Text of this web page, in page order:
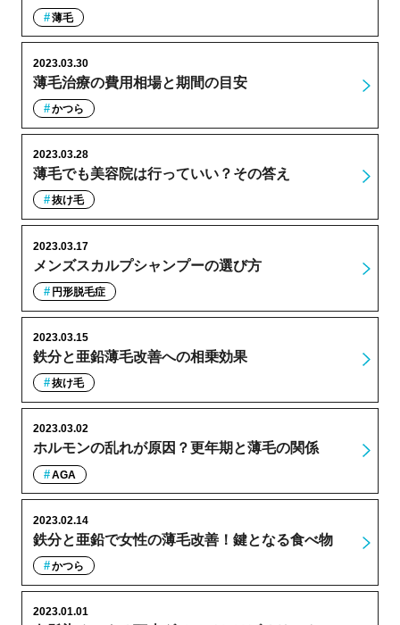
薄毛
薄毛治療の費用相場と期間の目安
2023.03.30
かつら
薄毛でも美容院は行っていい？その答え
2023.03.28
抜け毛
メンズスカルプシャンプーの選び方
2023.03.17
円形脱毛症
鉄分と亜鉛薄毛改善への相乗効果
2023.03.15
抜け毛
ホルモンの乱れが原因？更年期と薄毛の関係
2023.03.02
AGA
鉄分と亜鉛で女性の薄毛改善！鍵となる食べ物
2023.02.14
かつら
2023.01.01